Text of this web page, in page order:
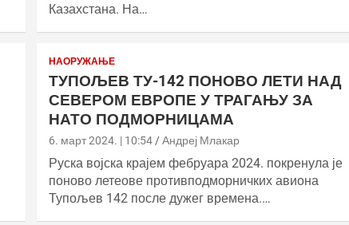
Казахстана. На…
НАОРУЖАЊЕ
ТУПОЉЕВ ТУ-142 ПОНОВО ЛЕТИ НАД
СЕВЕРОМ ЕВРОПЕ У ТРАГАЊУ ЗА
НАТО ПОДМОРНИЦАМА
6. март 2024. | 10:54 Андреј Млакар
Руска војска крајем фебруара 2024. покренула је
поново летеове противподморничких авиона
Тупољев 142 после дужег времена.…